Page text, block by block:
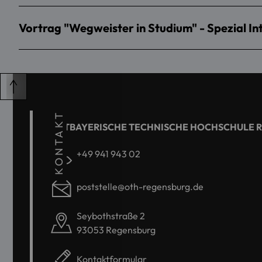
Vortrag "Wegweister in Studium" - Spezial
KONTAKT
OSTBAYERISCHE TECHNISCHE HOCHSCHULE
+49 941 943 02
poststelle@oth-regensburg.de
Seybothstraße 2
93053 Regensburg
Kontaktformular